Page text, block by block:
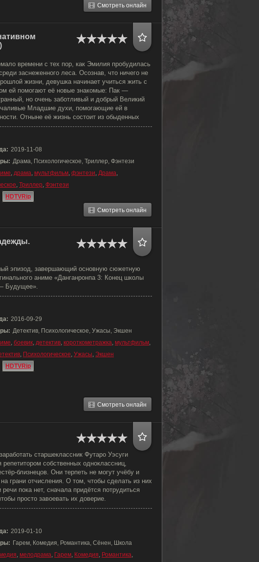
Смотреть онлайн
времени с тех пор, как Эмилия пробудилась
заснеженного леса. Осознав, что ничего не
жизни, девушка начинает учиться жить с
ей помогают её новые знакомые: Пак —
но очень заботливый и добрый Великий
Младшие духи, помогающие ей в
Отныне её жизнь состоит из обыденных
2019-11-08
Драма, Психологическое, Триллер, Фэнтези
, драма, мультфильм, фэнтези, Драма,
, Триллер, Фэнтези
HDTVRip
Смотреть онлайн
эпизод, завершающий основную сюжетную
аниме «Данганронпа 3: Конец школы
Будущее».
2016-09-29
Детектив, Психологическое, Ужасы, Экшен
, боевик, детектив, короткометражка, мультфильм,
, Психологическое, Ужасы, Экшен
HDTVRip
Смотреть онлайн
старшеклассник Футаро Уэсуги
репетитором собственных одноклассниц,
близнецов. Они терпеть не могут учёбу и
грани отчисления. О том, чтобы сделать из них
речи пока нет, сначала придётся потрудиться
просто завоевать их доверие.
2019-01-10
Гарем, Комедия, Романтика, Сёнен, Школа
, мелодрама, Гарем, Комедия, Романтика,